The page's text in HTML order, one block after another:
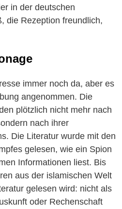
in der deutschen
die Rezeption freundlich,
immer noch da, aber es
angenommen. Die
plötzlich nicht mehr nach
nach ihrer
Die Literatur wurde mit den
gelesen, wie ein Spion
Informationen liest. Bis
aus der islamischen Welt
gelesen wird: nicht als
oder Rechenschaft